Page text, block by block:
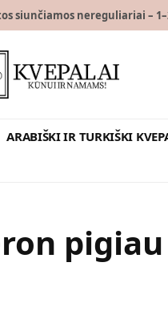
siunčiamos nereguliariai –
ARABIŠKI IR TURKIŠKI
pigiau